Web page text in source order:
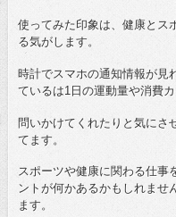
使ってみた印象は、健康とス
る気がします。
時計でスマホの通知情報が見
ているは1日の運動量や消費
問いかけてくれたりと気にさ
てます。
スポーツや健康に関わる仕事
ントが何かあるかもしれませ
ます。